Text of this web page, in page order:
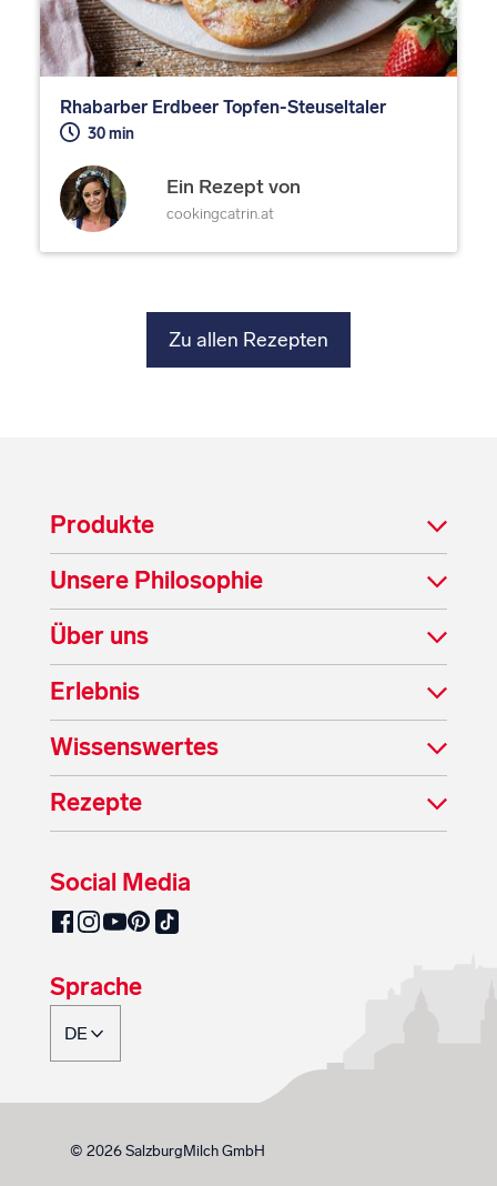
Rhabarber Erdbeer Topfen-Steuseltaler
30 min
Ein Rezept von
cookingcatrin.at
Zu allen Rezepten
Produkte
Unsere Philosophie
Über uns
Erlebnis
Wissenswertes
Rezepte
Social Media
SalzburgMilch auf Facebook
SalzburgMilch auf Instagram
SalzburgMilch auf YouTube
SalzburgMilch auf Pinterest
SalzburgMilch auf TikTok
Sprache
© 2026 SalzburgMilch GmbH